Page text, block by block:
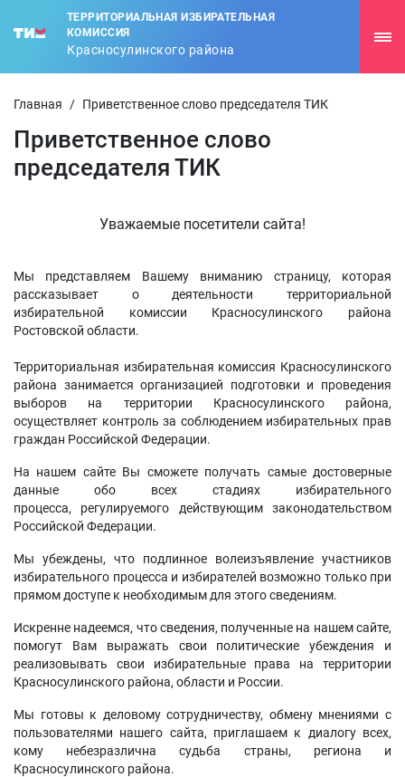
ТЕРРИТОРИАЛЬНАЯ ИЗБИРАТЕЛЬНАЯ
КОМИССИЯ
Красносулинского района
Главная / Приветственное слово председателя ТИК
Приветственное слово
председателя ТИК
Уважаемые посетители сайта!
Мы представляем Вашему вниманию страницу, которая
рассказывает о деятельности территориальной
избирательной комиссии Красносулинского района
Ростовской области.
Территориальная избирательная комиссия Красносулинского
района занимается организацией подготовки и проведения
выборов на территории Красносулинского района,
осуществляет контроль за соблюдением избирательных прав
граждан Российской Федерации.
На нашем сайте Вы сможете получать самые достоверные
данные обо всех стадиях избирательного
процесса, регулируемого действующим законодательством
Российской Федерации.
Мы убеждены, что подлинное волеизъявление участников
избирательного процесса и избирателей возможно только при
прямом доступе к необходимым для этого сведениям.
Искренне надеемся, что сведения, полученные на нашем сайте,
помогут Вам выражать свои политические убеждения и
реализовывать свои избирательные права на территории
Красносулинского района, области и России.
Мы готовы к деловому сотрудничеству, обмену мнениями с
пользователями нашего сайта, приглашаем к диалогу всех,
кому небезразлична судьба страны, региона и
Красносулинского района.